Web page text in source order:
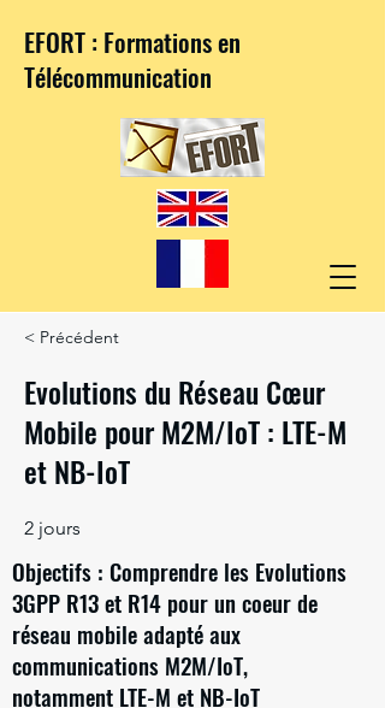
EFORT : Formations en
Télécommunication
< Précédent
Evolutions du Réseau Cœur
Mobile pour M2M/IoT : LTE-M
et NB-IoT
2 jours
Objectifs : Comprendre les Evolutions
3GPP R13 et R14 pour un coeur de
réseau mobile adapté aux
communications M2M/IoT,
notamment LTE-M et NB-IoT